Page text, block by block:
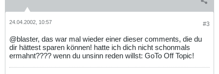
#3
24.04.2002, 10:57
@blaster, das war mal wieder einer dieser comments, die du
dir hättest sparen können! hatte ich dich nicht schonmals
ermahnt???? wenn du unsinn reden willst: GoTo Off Topic!